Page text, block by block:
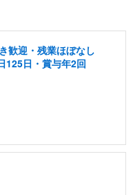
歓迎・残業ほぼなし
125日・賞与年2回